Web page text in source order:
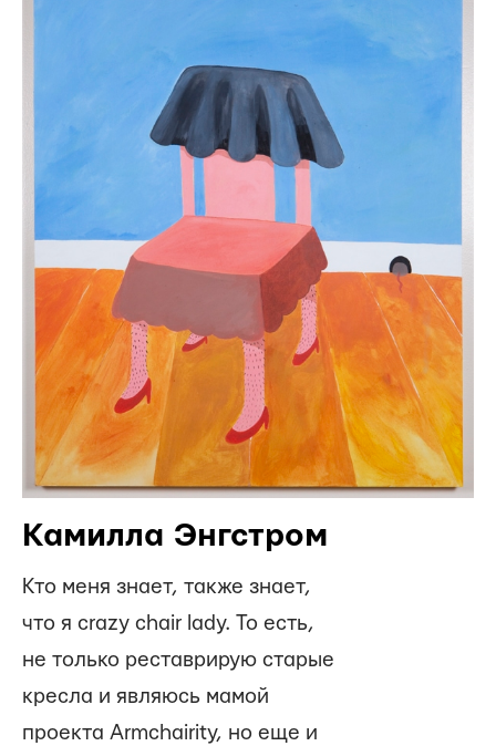
Камилла Энгстром
Кто меня знает, также знает,
что я crazy chair lady. То есть,
не только реставрирую старые
кресла и являюсь мамой
проекта Armchairity, но еще и